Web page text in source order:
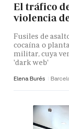
El tráfico
violencia
Fusiles de
cocaína o
militar, cuya
'dark web'
Elena Burés